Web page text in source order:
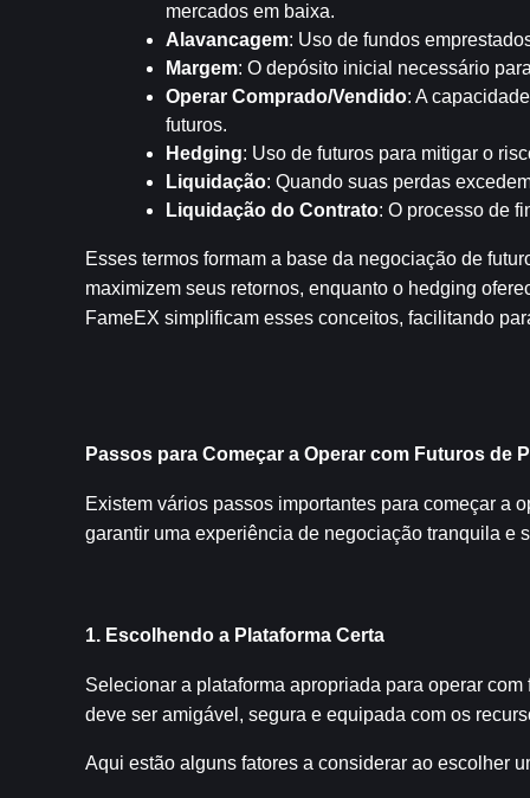
mercados em baixa.
Alavancagem: Uso de fundos
Margem: O depósito inicial necessário
Operar Comprado/Vendido: A
futuros.
Hedging: Uso de futuros para mitigar o
Liquidação: Quando suas perdas
Liquidação do Contrato: O processo de
Esses termos formam a base da negociação de
maximizem seus retornos, enquanto o hedging
FameEX simplificam esses conceitos, facilitando
Passos para Começar a Operar com Futuros de
Existem vários passos importantes para começar a
garantir uma experiência de negociação tranquila e
1. Escolhendo a Plataforma Certa
Selecionar a plataforma apropriada para operar
deve ser amigável, segura e equipada com os
Aqui estão alguns fatores a considerar ao escolher